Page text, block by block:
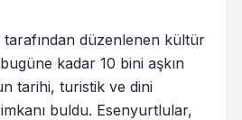
tarafından düzenlenen kültür
kadar 10 bini aşkın
tarihi, turistik ve dini
buldu. Esenyurtlular,